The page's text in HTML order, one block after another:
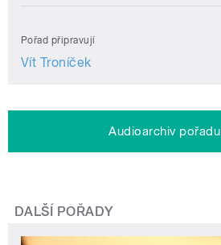
Pořad připravují
Vít Troníček
Audioarchiv pořadu
DALŠÍ POŘADY